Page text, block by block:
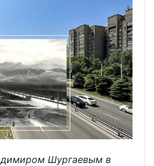
Шургаевым в